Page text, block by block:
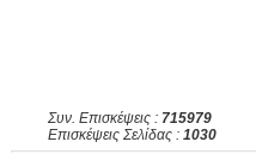
Συν. Επισκέψεις : 715979
Επισκέψεις Σελίδας : 1030